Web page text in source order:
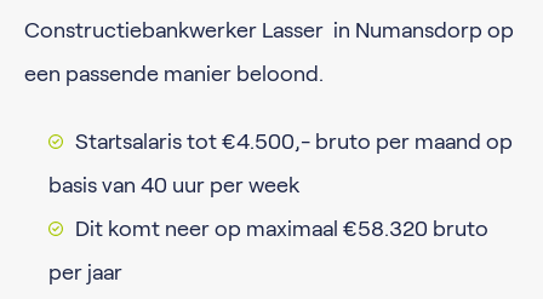
Constructiebankwerker Lasser in Numansdorp op
een passende manier beloond.
Startsalaris tot €4.500,- bruto per maand op
basis van 40 uur per week
Dit komt neer op maximaal €58.320 bruto
per jaar